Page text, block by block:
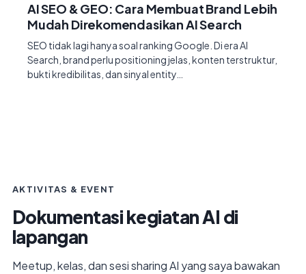
AI SEO & GEO: Cara Membuat Brand Lebih
Mudah Direkomendasikan AI Search
SEO tidak lagi hanya soal ranking Google. Di era AI
Search, brand perlu positioning jelas, konten terstruktur,
bukti kredibilitas, dan sinyal entity…
AKTIVITAS & EVENT
Dokumentasi kegiatan AI di
lapangan
Meetup, kelas, dan sesi sharing AI yang saya bawakan